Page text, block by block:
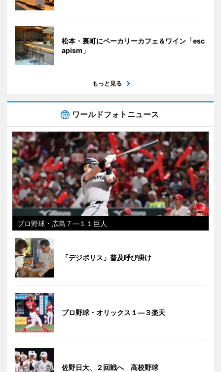
松本・裏町にベーカリーカフェ＆ワイン「esc
apism」
もっと見る
ワールドフォトニュース
プロ野球・広島７―１１巨人
「デジポリス」普及呼び掛け
プロ野球・オリックス１―３楽天
佐野日大、２回戦へ 高校野球